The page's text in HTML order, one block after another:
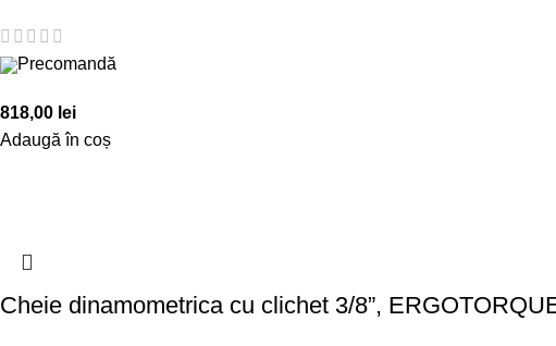
Precomandă
818,00 lei
Adaugă în coș
Cheie dinamometrica cu clichet 3/8”,